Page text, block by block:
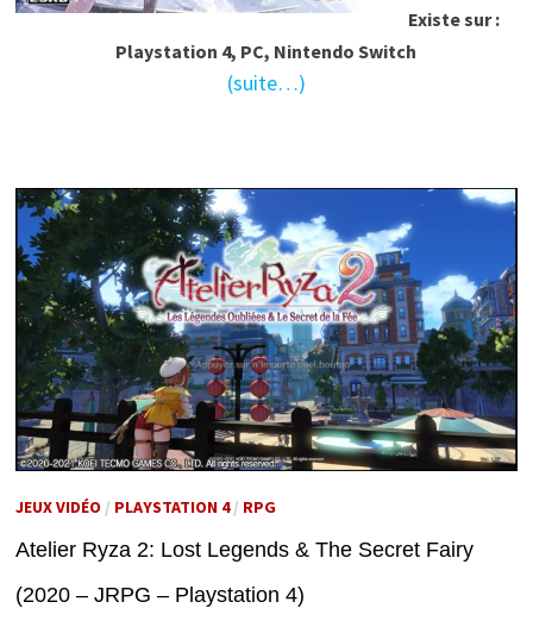
Existe sur :
Playstation 4, PC, Nintendo Switch
(suite…)
JEUX VIDÉO / PLAYSTATION 4/ RPG
Atelier Ryza 2: Lost Legends & The Secret Fairy
(2020 – JRPG – Playstation 4)